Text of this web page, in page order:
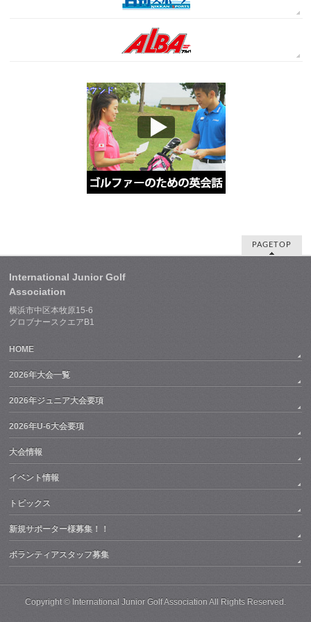
PAGETOP
International Junior Golf
Association
横浜市中区本牧原15-6
グロブナースクエアB1
HOME
2026年大会一覧
2026年ジュニア大会要項
2026年U-6大会要項
大会情報
イベント情報
トピックス
新規サポーター様募集！！
ボランティアスタッフ募集
Copyright © International Junior Golf Association All Rights Reserved.